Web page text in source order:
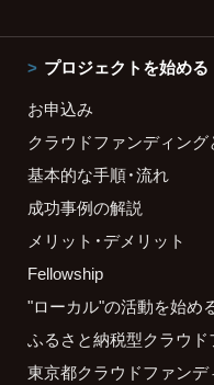
プロジェクトを始める
お申込み
クラウドファンディング
基本的な手順・流れ
成功事例の解説
メリット・デメリット
Fellowship
"ローカル"の活動を始め
ふるさと納税型クラウ
東京都クラウドファン